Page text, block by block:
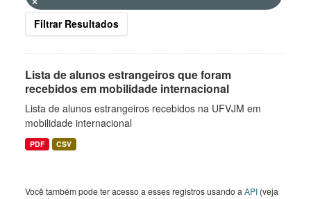
Filtrar Resultados
Lista de alunos estrangeiros que foram
recebidos em mobilidade internacional
Lista de alunos estrangeiros recebidos na UFVJM em
mobilidade internacional
PDF CSV
Você também pode ter acesso a esses registros usando a API (veja